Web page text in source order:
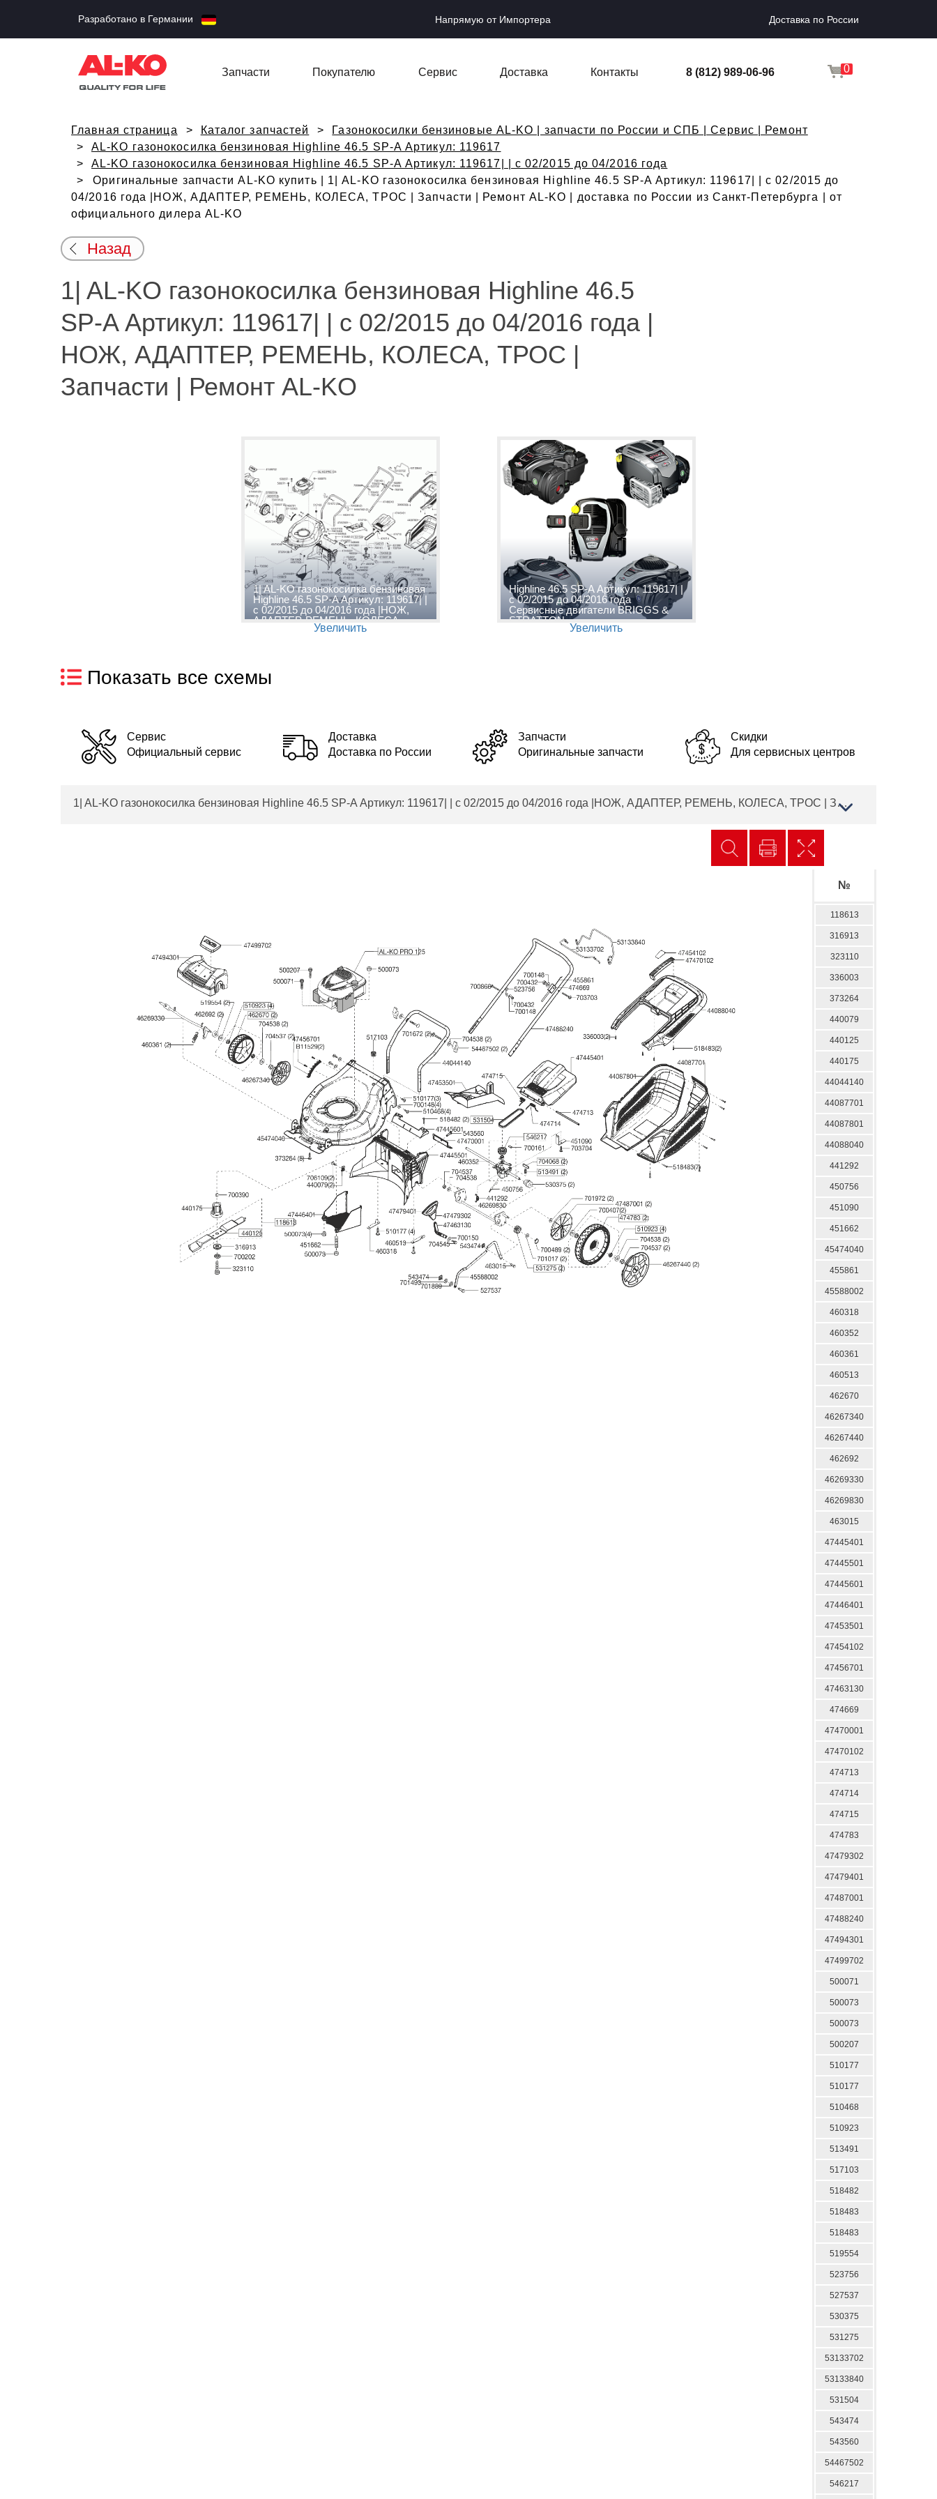
Разработано в Германии Напрямую от Импортера Доставка по России
Запчасти Покупателю Сервис Доставка Контакты 8 (812) 989-06-96 0
Главная страница Каталог запчастей
Газонокосилки бензиновые AL-KO | запчасти по России и СПБ | Сервис | Ремонт
AL-KO газонокосилка бензиновая Highline 46.5 SP-A Артикул: 119617
AL-KO газонокосилка бензиновая Highline 46.5 SP-A Артикул: 119617| | с 02/2015 до 04/2016 года
Оригинальные запчасти AL-KO купить | 1| AL-KO газонокосилка бензиновая Highline 46.5 SP-A Артикул: 119617| | с 02/2015 до
04/2016 года |НОЖ, АДАПТЕР, РЕМЕНЬ, КОЛЕСА, ТРОС | Запчасти | Ремонт AL-KO | доставка по России из Санкт-Петербурга | от
официального дилера AL-KO
Назад
1| AL-KO газонокосилка бензиновая Highline 46.5
SP-A Артикул: 119617| | с 02/2015 до 04/2016 года |
НОЖ, АДАПТЕР, РЕМЕНЬ, КОЛЕСА, ТРОС |
Запчасти | Ремонт AL-KO
1| AL-KO газонокосилка бензиновая
Highline 46.5 SP-A Артикул: 119617| |
с 02/2015 до 04/2016 года |НОЖ,
АДАПТЕР, РЕМЕНЬ, КОЛЕСА,
ТРОС | Запчасти | Ремонт AL-KO
Увеличить
Highline 46.5 SP-A Артикул: 119617| |
с 02/2015 до 04/2016 года
Сервисные двигатели BRIGGS &
STRATTON
Увеличить
Показать все схемы
Сервис
Официальный сервис
Доставка
Доставка по России
Запчасти
Оригинальные запчасти
Скидки
Для сервисных центров
1| AL-KO газонокосилка бензиновая Highline 46.5 SP-A Артикул: 119617| | с 02/2015 до 04/2016 года |НОЖ, АДАПТЕР, РЕМЕНЬ, КОЛЕСА, ТРОС | Запчасти | Ремонт AL-KO
№
118613
316913
323110
336003
373264
440079
440125
440175
44044140
44087701
44087801
44088040
441292
450756
451090
451662
45474040
455861
45588002
460318
460352
460361
460513
462670
46267340
46267440
462692
46269330
46269830
463015
47445401
47445501
47445601
47446401
47453501
47454102
47456701
47463130
474669
47470001
47470102
474713
474714
474715
474783
47479302
47479401
47487001
47488240
47494301
47499702
500071
500073
500073
500207
510177
510177
510468
510923
513491
517103
518482
518483
518483
519554
523756
527537
530375
531275
53133702
53133840
531504
543474
543560
54467502
546217